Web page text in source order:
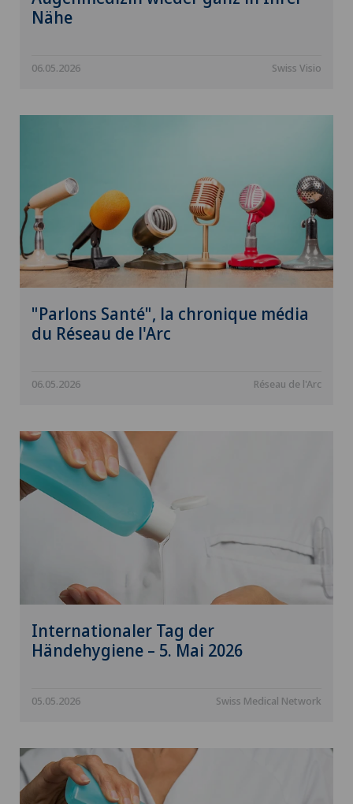
Nähe
06.05.2026 Swiss Visio
"Parlons Santé", la chronique média
du Réseau de l'Arc
06.05.2026 Réseau de l'Arc
Internationaler Tag der
Händehygiene – 5. Mai 2026
05.05.2026 Swiss Medical Network